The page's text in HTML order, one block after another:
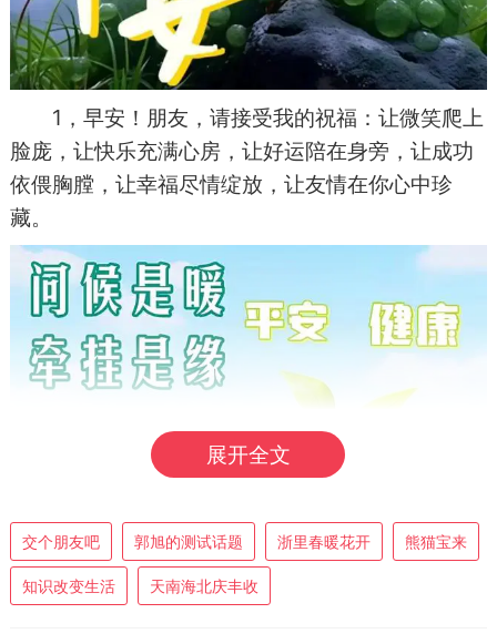
1，早安！朋友，请接受我的祝福：让微笑爬上
脸庞，让快乐充满心房，让好运陪在身旁，让成功
依偎胸膛，让幸福尽情绽放，让友情在你心中珍
藏。
展开全文
交个朋友吧 郭旭的测试话题 浙里春暖花开 熊猫宝来
知识改变生活 天南海北庆丰收